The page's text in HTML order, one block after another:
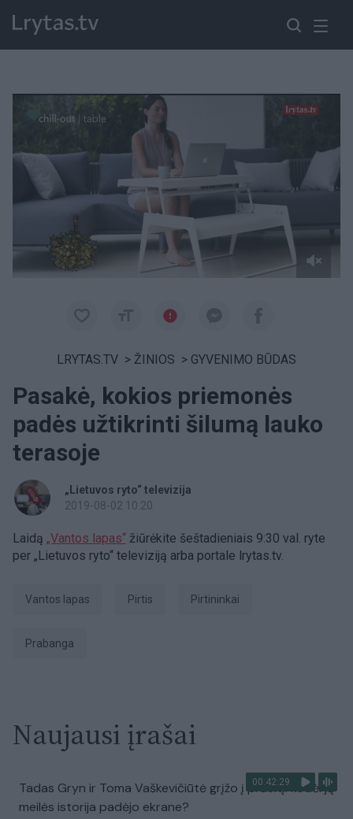
Paremkite Ukrainą
LRYTAS.TV > ŽINIOS > GYVENIMO BŪDAS
Pasakė, kokios priemonės
padės užtikrinti šilumą lauko
terasoje
„Lietuvos ryto“ televizija
2019-08-02 10:20
Laidą „Vantos lapas“ žiūrėkite šeštadieniais 9:30 val. ryte
per „Lietuvos ryto“ televiziją arba portale lrytas.tv.
Vantos lapas Pirtis pirtininkai
prabanga
Naujausi įrašai
00:42:29
Tadas Gryn ir Toma Vaškevičiūtė grįžo į praeitį: kodėl jų
meilės istorija padėjo ekrane?